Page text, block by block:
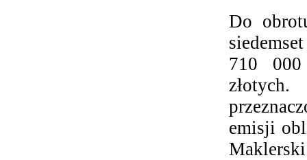
Do
710
emisji